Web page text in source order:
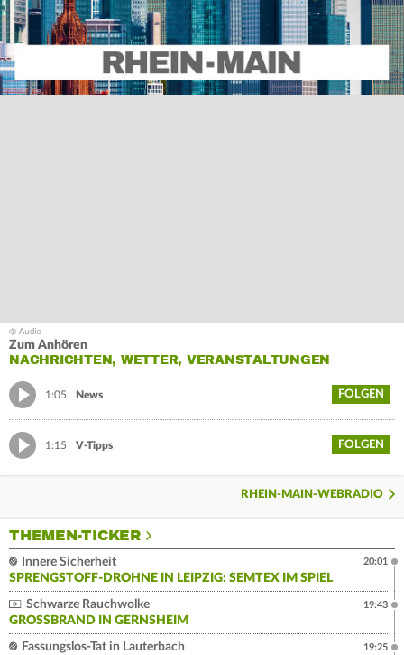
Zum Anhören
NACHRICHTEN, WETTER, VERANSTALTUNGEN
1:05 News FOLGEN
1:15 V-Tipps FOLGEN
RHEIN-MAIN-WEBRADIO
THEMEN-TICKER
Innere Sicherheit
SPRENGSTOFF-DROHNE IN LEIPZIG: SEMTEX IM SPIEL
20:01
Schwarze Rauchwolke
GROSSBRAND IN GERNSHEIM
19:43
Fassungslos-Tat in Lauterbach
19:25